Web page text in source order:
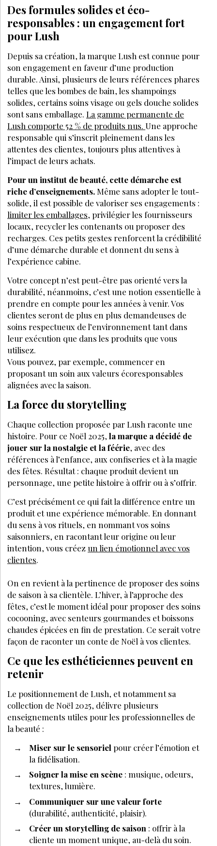
Des formules solides et éco-
responsables : un engagement fort
pour Lush
Depuis sa création, la marque Lush est connue pour
son engagement en faveur d’une production
durable. Ainsi, plusieurs de leurs références phares
telles que les bombes de bain, les shampoings
solides, certains soins visage ou gels douche solides
sont sans emballage. La gamme permanente de
Lush comporte 52 % de produits nus. Une approche
responsable qui s’inscrit pleinement dans les
attentes des clientes, toujours plus attentives à
l’impact de leurs achats.
Pour un institut de beauté, cette démarche est
riche d’enseignements.Même sans adopter le tout-
solide, il est possible de valoriser ses engagements :
limiter les emballages, privilégier les fournisseurs
locaux, recycler les contenants ou proposer des
recharges. Ces petits gestes renforcent la crédibilité
d’une démarche durable et donnent du sens à
l’expérience cabine.
Votre concept n’est peut-être pas orienté vers la
durabilité, néanmoins, c’est une notion essentielle à
prendre en compte pour les années à venir. Vos
clientes seront de plus en plus demandeuses de
soins respectueux de l’environnement tant dans
leur exécution que dans les produits que vous
utilisez.
Vous pouvez, par exemple, commencer en
proposant un soin aux valeurs écoresponsables
alignées avec la saison.
La force du storytelling
Chaque collection proposée par Lush raconte une
histoire. Pour ce Noël 2025, la marque a décidé de
jouer sur la nostalgie et la féérie, avec des
références à l’enfance, aux confiseries et à la magie
des fêtes. Résultat : chaque produit devient un
personnage, une petite histoire à offrir ou à s’offrir.
C’est précisément ce qui fait la différence entre un
produit et une expérience mémorable. En donnant
du sens à vos rituels, en nommant vos soins
saisonniers, en racontant leur origine ou leur
intention, vous créez un lien émotionnel avec vos
clientes.
On en revient à la pertinence de proposer des soins
de saison à sa clientèle. L’hiver, à l’approche des
fêtes, c’est le moment idéal pour proposer des soins
cocooning, avec senteurs gourmandes et boissons
chaudes épicées en fin de prestation. Ce serait votre
façon de raconter un conte de Noël à vos clientes.
Ce que les esthéticiennes peuvent en
retenir
Le positionnement de Lush, et notamment sa
collection de Noël 2025, délivre plusieurs
enseignements utiles pour les professionnelles de
la beauté :
Miser sur le sensoriel pour créer l’émotion et
la fidélisation.
Soigner la mise en scène : musique, odeurs,
textures, lumière.
Communiquer sur une valeur forte
(durabilité, authenticité, plaisir).
Créer un storytelling de saison : offrir à la
cliente un moment unique, au-delà du soin.